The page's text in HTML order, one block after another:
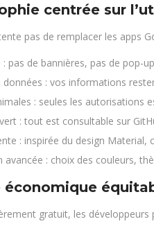
centrée sur
pas de remplacer les apps
pas de bannières, pas de pop-
données : vos informations
: seules les autorisations
: tout est consultable sur
: inspirée du design Material,
avancée : choix des couleurs,
économique
gratuit, les